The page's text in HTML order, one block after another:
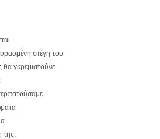
στέγη του
θα γκρεμιστούνε
της.